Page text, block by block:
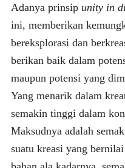
Adanya prinsip unity in
ini, memberikan
bereksplorasi dan
berikan baik dalam
maupun potensi yang
Yang menarik dalam
semakin tinggi dalam
Maksudnya adalah
suatu kreasi yang